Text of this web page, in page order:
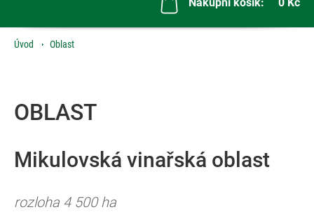
Úvod Oblast
OBLAST
Mikulovská vinařská oblast
rozloha 4 500 ha